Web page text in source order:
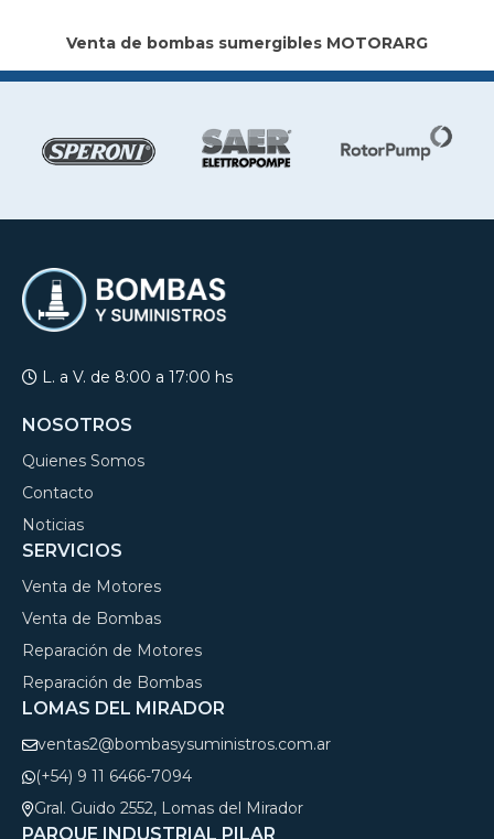
Venta de bombas sumergibles MOTORARG
L. a V. de 8:00 a 17:00 hs
NOSOTROS
Quienes Somos
Contacto
Noticias
SERVICIOS
Venta de Motores
Venta de Bombas
Reparación de Motores
Reparación de Bombas
LOMAS DEL MIRADOR
ventas2@bombasysuministros.com.ar
(+54) 9 11 6466-7094
Gral. Guido 2552, Lomas del Mirador
PARQUE INDUSTRIAL PILAR